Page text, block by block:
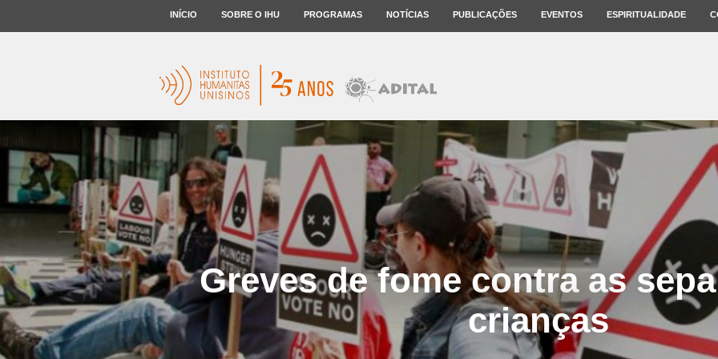
INÍCIO SOBRE O IHU PROGRAMAS NOTÍCIAS PUBLICAÇÕES EVENTOS ESPIRITUALIDADE
Greves de fome contra as
crianças